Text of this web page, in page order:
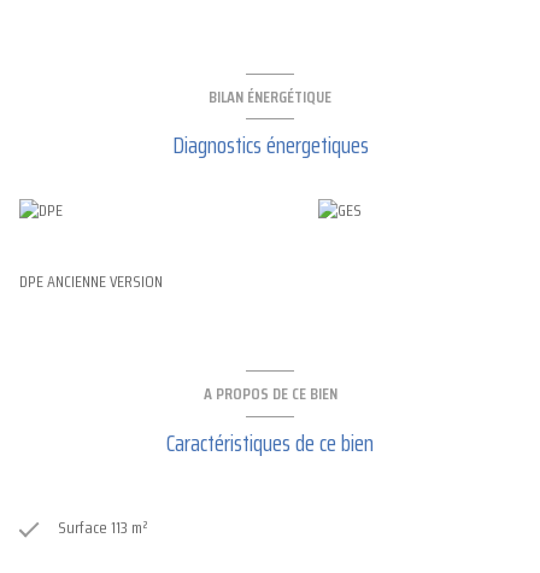
BILAN ÉNERGÉTIQUE
Diagnostics énergetiques
DPE ANCIENNE VERSION
A PROPOS DE CE BIEN
Caractéristiques de ce bien
Surface 113 m²